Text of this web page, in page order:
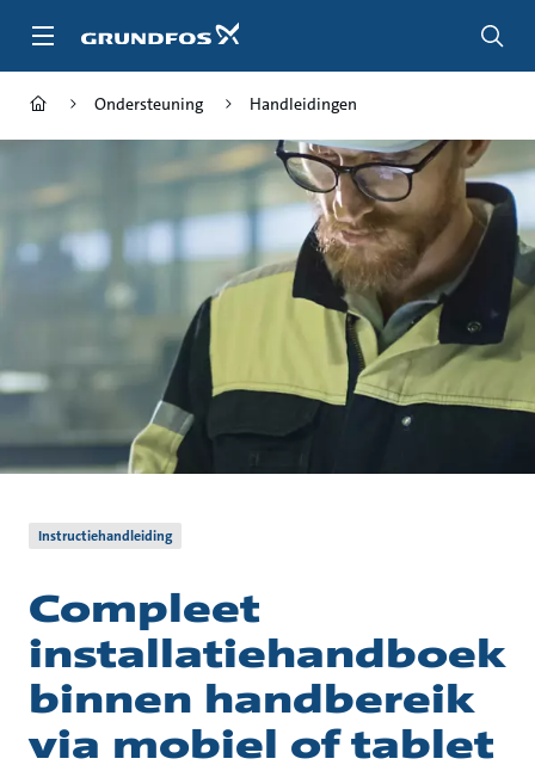
naar
Ondersteuning Handleidingen
Instructiehandleiding
Compleet
installatiehandboek
binnen handbereik
via mobiel of tablet